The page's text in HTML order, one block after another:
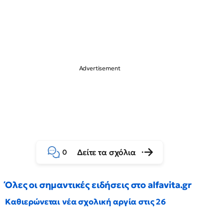
0 Δείτε τα σχόλια
Όλες οι σημαντικές ειδήσεις στο alfavita.gr
Καθιερώνεται νέα σχολική αργία στις 26